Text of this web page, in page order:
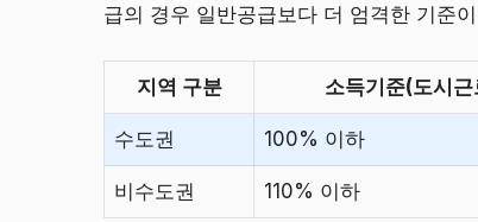
급의 경우 일반공급보다 더 엄격한 기준
지역 구분 소득기준(도시
수도권 100% 이하
비수도권 110% 이하